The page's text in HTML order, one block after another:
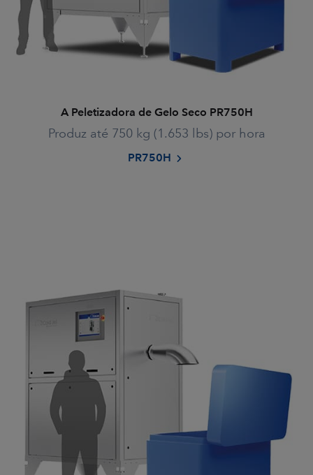
A Peletizadora de Gelo Seco PR750H
Produz até 750 kg (1.653 lbs) por hora
PR750H